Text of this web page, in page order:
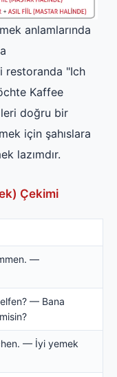
anlamlarında
restoranda "Ich
Kaffee
doğru bir
için şahıslara
lazımdır.
Çekimi
—
— Bana
— İyi yemek